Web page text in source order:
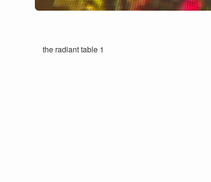
the radiant table 1